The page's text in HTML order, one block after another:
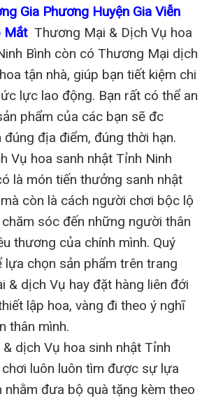
Gia Phương Huyện Gia Viễn
Mắt Thương Mại & Dịch Vụ hoa
Bình còn có Thương Mại dịch
tận nhà, giúp bạn tiết kiệm chi
lực lao động. Bạn rất có thể an
phẩm của các bạn sẽ đc
đúng địa điểm, đúng thời hạn.
Vụ hoa sanh nhật Tỉnh Ninh
là món tiến thưởng sanh nhật
còn là cách người chơi bộc lộ
sóc đến những người thân
thương của chính mình. Quý
lựa chọn sản phẩm trên trang
& dịch Vụ hay đặt hàng liên đới
lập hoa, vàng đi theo ý nghĩ
thân mình.
dịch Vụ hoa sinh nhật Tỉnh
luôn luôn tìm được sự lựa
nhằm đưa bộ quà tặng kèm theo